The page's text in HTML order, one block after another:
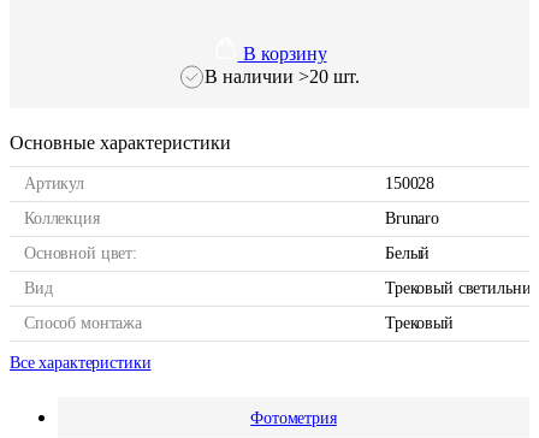
В корзину
В наличии >20 шт.
Основные характеристики
Артикул
150028
Коллекция
Brunaro
Основной цвет:
Белый
Вид
Трековый светильник
Способ монтажа
Трековый
Все характеристики
Фотометрия